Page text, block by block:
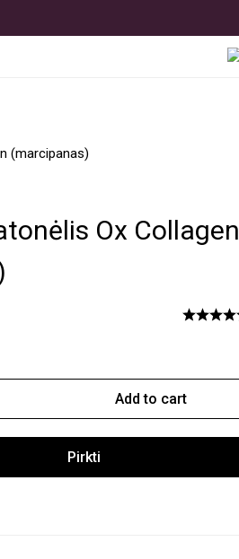
(marcipanas)
Ox Collagen
Add to cart
Pirkti